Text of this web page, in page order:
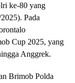
ke-80 yang
Pada
Cup 2025, yang
Anggrek.
Brimob Polda